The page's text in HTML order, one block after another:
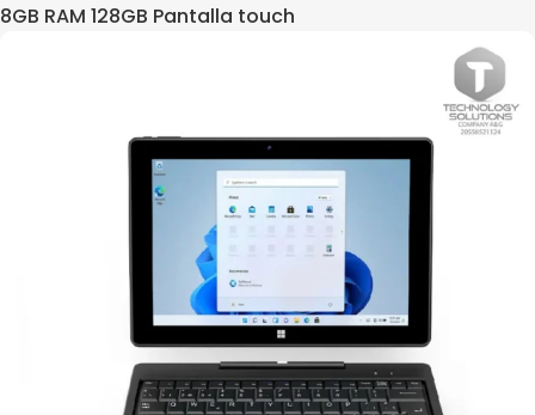
8GB RAM 128GB Pantalla touch